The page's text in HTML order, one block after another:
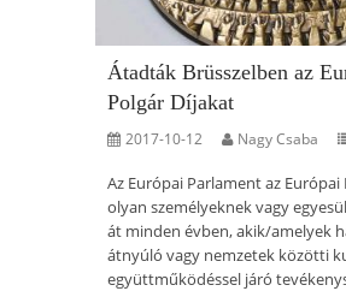
Átadták Brüsszelben az
Polgár Díjakat
2017-10-12 Nagy Csaba
Az Európai Parlament az Európai
olyan személyeknek vagy
át minden évben, akik/amelyek
átnyúló vagy nemzetek közötti
együttműködéssel járó